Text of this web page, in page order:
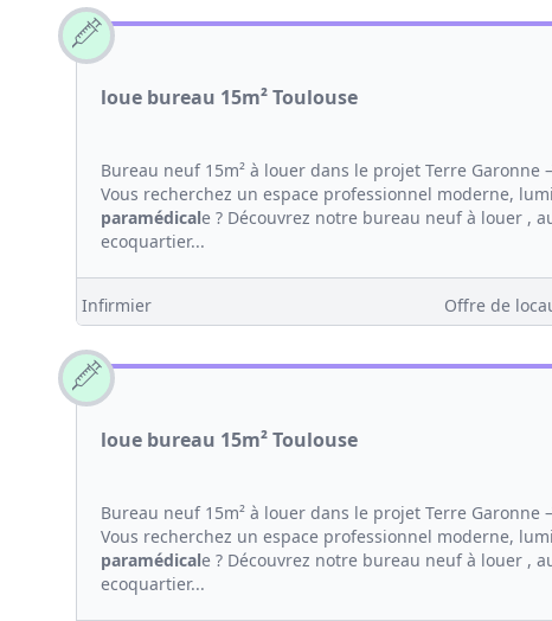
loue bureau 15m² Toulouse
Bureau neuf 15m² à louer dans le projet Terre Garonne
Vous recherchez un espace professionnel moderne,
paramédicale ? Découvrez notre bureau neuf à louer ,
ecoquartier...
Infirmier Offre de
loue bureau 15m² Toulouse
Bureau neuf 15m² à louer dans le projet Terre Garonne
Vous recherchez un espace professionnel moderne,
paramédicale ? Découvrez notre bureau neuf à louer ,
ecoquartier...